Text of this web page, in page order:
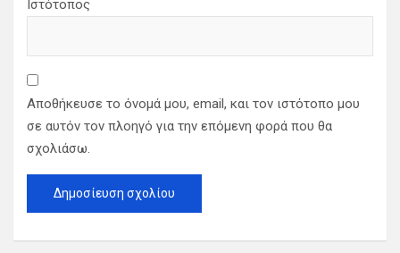
Ιστότοπος
Αποθήκευσε το όνομά μου, email, και τον ιστότοπο μου
σε αυτόν τον πλοηγό για την επόμενη φορά που θα
σχολιάσω.